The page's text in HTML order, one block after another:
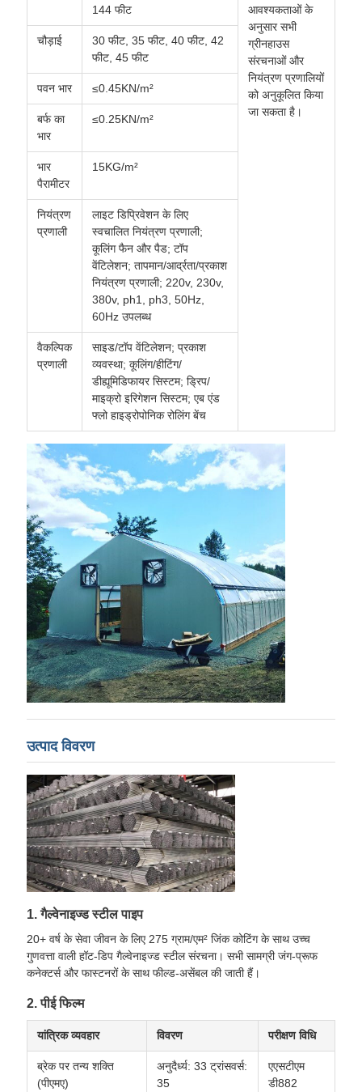
144 फीट
आवश्यकताओं के
अनुसार सभी
ग्रीनहाउस
संरचनाओं और
नियंत्रण प्रणालियों
को अनुकूलित किया
जा सकता है।
चौड़ाई
30 फीट, 35 फीट, 40 फीट, 42
फीट, 45 फीट
पवन भार ≤0.45KN/m²
बर्फ का
भार
≤0.25KN/m²
भार
पैरामीटर
15KG/m²
नियंत्रण
प्रणाली
लाइट डिप्रिवेशन के लिए
स्वचालित नियंत्रण प्रणाली;
कूलिंग फैन और पैड; टॉप
वेंटिलेशन; तापमान/आर्द्रता/प्रकाश
नियंत्रण प्रणाली; 220v, 230v,
380v, ph1, ph3, 50Hz,
60Hz उपलब्ध
वैकल्पिक
प्रणाली
साइड/टॉप वेंटिलेशन; प्रकाश
व्यवस्था; कूलिंग/हीटिंग/
डीह्यूमिडिफायर सिस्टम; ड्रिप/
माइक्रो इरिगेशन सिस्टम; एब एंड
फ्लो हाइड्रोपोनिक रोलिंग बेंच
उत्पाद विवरण
1. गैल्वेनाइज्ड स्टील पाइप
20+ वर्ष के सेवा जीवन के लिए 275 ग्राम/एम² जिंक कोटिंग के साथ उच्च
गुणवत्ता वाली हॉट-डिप गैल्वेनाइज्ड स्टील संरचना। सभी सामग्री जंग-प्रूफ
कनेक्टर्स और फास्टनरों के साथ फील्ड-असेंबल की जाती हैं।
2. पीई फिल्म
यांत्रिक व्यवहार विवरण परीक्षण विधि
ब्रेक पर तन्य शक्ति
(पीएमए)
अनुदैर्ध्य: 33 ट्रांसवर्स:
35
एएसटीएम
डी882